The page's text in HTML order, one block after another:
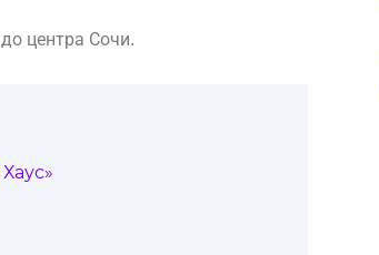
центра Сочи.